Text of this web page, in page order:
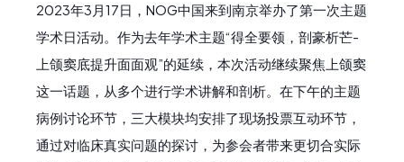
2023年3月17日，NOG中国来到南京举办了第一次主题
学术日活动。作为去年学术主题“得全要领，剖豪析芒-
上颌窦底提升面面观”的延续，本次活动继续聚焦上颌窦
这一话题，从多个进行学术讲解和剖析。在下午的主题
病例讨论环节，三大模块均安排了现场投票互动环节，
通过对临床真实问题的探讨，为参会者带来更切合实际